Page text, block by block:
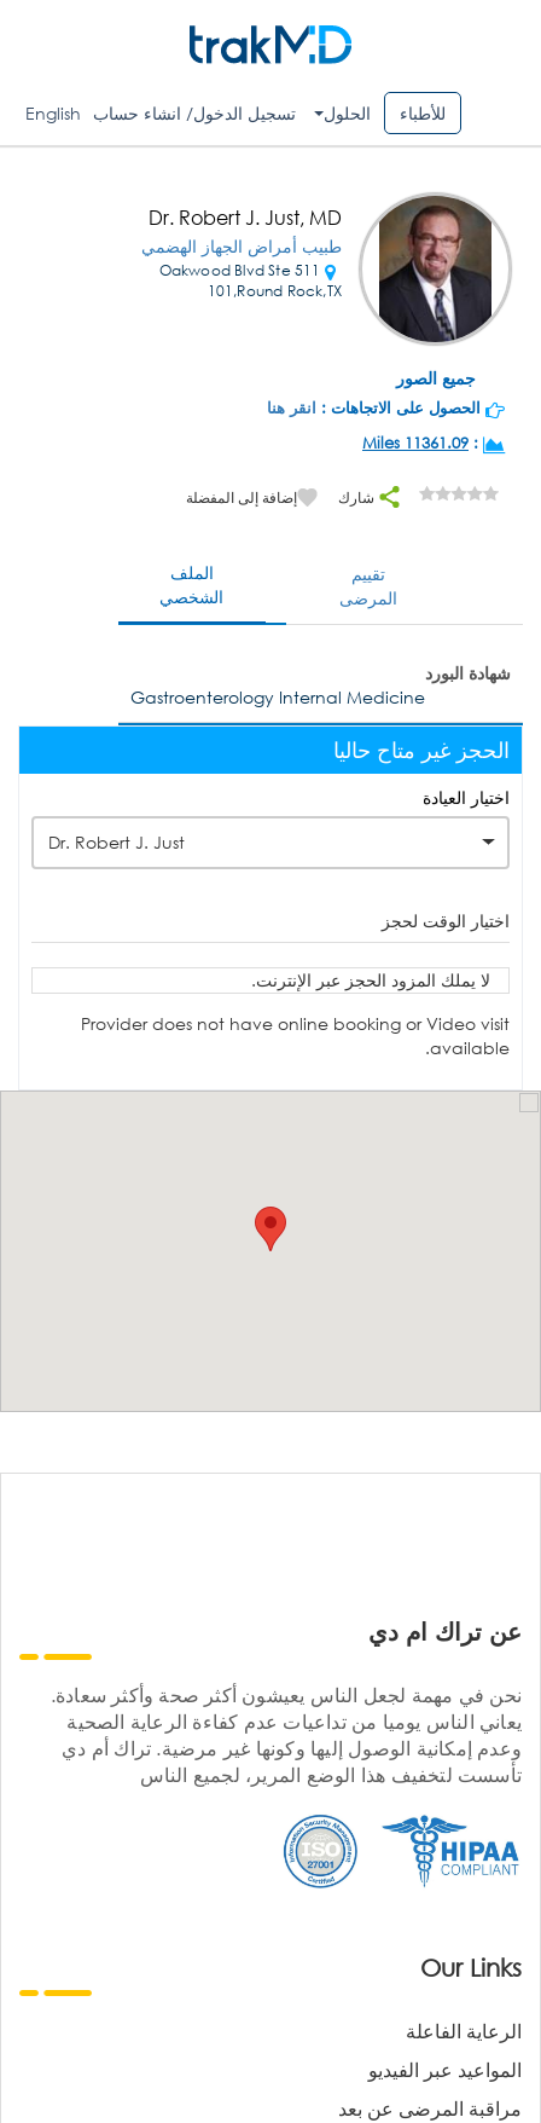
للأطباء الحلول تسجيل الدخول/ انشاء حساب English
جميع الصور
Dr. Robert J. Just, MD
طبيب أمراض الجهاز الهضمي
511 Oakwood Blvd Ste
101,Round Rock,TX
الحصول على الاتجاهات : انقر هنا
:
11361.09 Miles
شارك إضافة إلى المفضلة
الملف
الشخصي
تقييم
المرضى
شهادة البورد
Gastroenterology Internal Medicine
الحجز غير متاح حاليا
اختيار العيادة
Dr. Robert J. Just
اختيار الوقت لحجز
لا يملك المزود الحجز عبر الإنترنت.
Provider does not have online booking or Video visit
available.
عن تراك ام دي
نحن في مهمة لجعل الناس يعيشون أكثر صحة وأكثر سعادة.
يعاني الناس يوميا من تداعيات عدم كفاءة الرعاية الصحية
وعدم إمكانية الوصول إليها وكونها غير مرضية. تراك أم دي
تأسست لتخفيف هذا الوضع المرير، لجميع الناس
Our Links
الرعاية الفاعلة
المواعيد عبر الفيديو
مراقبة المرضى عن بعد